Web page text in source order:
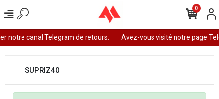
notre canal Telegram de retours. Avez-vous visité notre page
0
SUPRIZ40